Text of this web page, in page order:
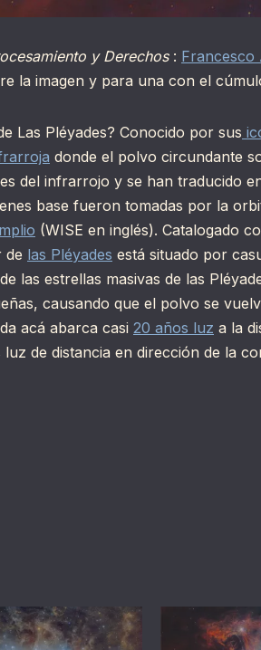
y Derechos : Francesco
la imagen y para una con el
Las Pléyades? Conocido por sus
donde el polvo circundante
del infrarrojo y se han traducido
base fueron tomadas por la
(WISE en inglés). Catalogado
de las Pléyades está situado por
las estrellas masivas de las
causando que el polvo se
acá abarca casi 20 años luz a la
de distancia en dirección de la